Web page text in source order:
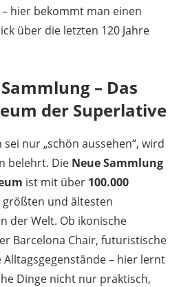
hier bekommt man einen
über die letzten 120 Jahre
– Das
der Superlative
nur „schön aussehen“, wird
belehrt. Die Neue Sammlung
ist mit über 100.000
größten und ältesten
der Welt. Ob ikonische
Barcelona Chair, futuristische
– hier lernt
Dinge nicht nur praktisch,